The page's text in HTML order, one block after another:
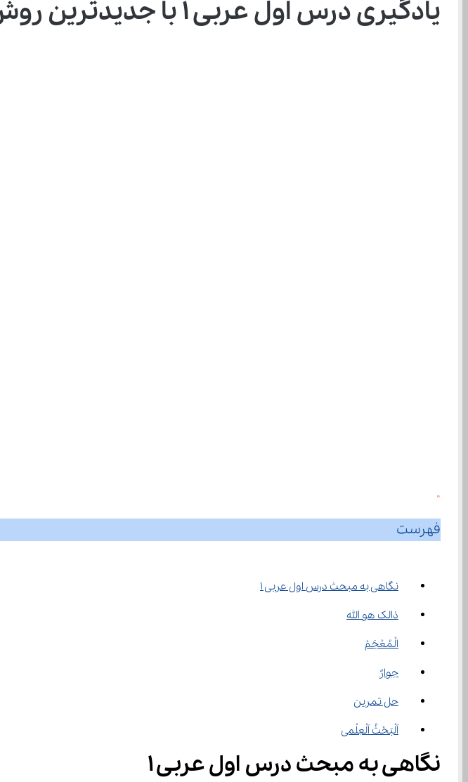
یادگیری درس اول عربی ۱ با جدیدترین روش آموزشی
0
فهرست
نگاهی به مبحث درس اول عربی ۱
ذالک هو الله
الْمُعْجَمْ
حِوارٌ
حل تمرین
اَلْبَحْثُ اَلْعِلْمی
نگاهی به مبحث درس اول عربی ۱